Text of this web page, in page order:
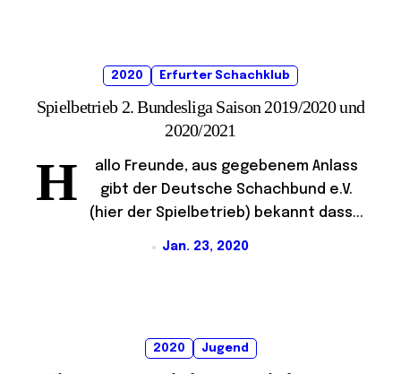
2020 Erfurter Schachklub
Spielbetrieb 2. Bundesliga Saison 2019/2020 und
2020/2021
H
allo Freunde, aus gegebenem Anlass
gibt der Deutsche Schachbund e.V.
(hier der Spielbetrieb) bekannt dass...
Jan. 23, 2020
2020 Jugend